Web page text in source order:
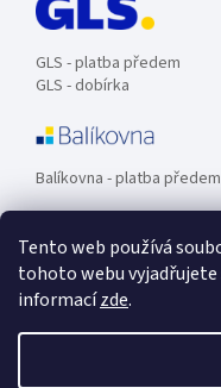
Tento web používá
tohoto webu vyjadřujete
informacízde.
GLS - platba předem
GLS - dobírka
Balíkovna - platba předem
Zásilkovna - platba